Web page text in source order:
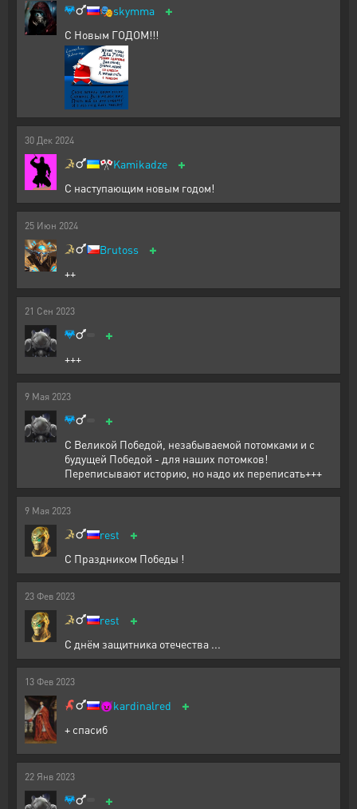
🎭skymma +
С Новым ГОДОМ!!!
30 Дек 2024
🎌Kamikadze +
С наступающим новым годом!
25 Июн 2024
Brutoss +
++
21 Сен 2023
+
+++
9 Мая 2023
+
С Великой Победой, незабываемой потомками и с
будущей Победой - для наших потомков!
Переписывают историю, но надо их переписать+++
9 Мая 2023
rest +
С Праздником Победы !
23 Фев 2023
rest +
С днём защитника отечества ...
13 Фев 2023
😈kardinalred +
+ спасиб
22 Янв 2023
+